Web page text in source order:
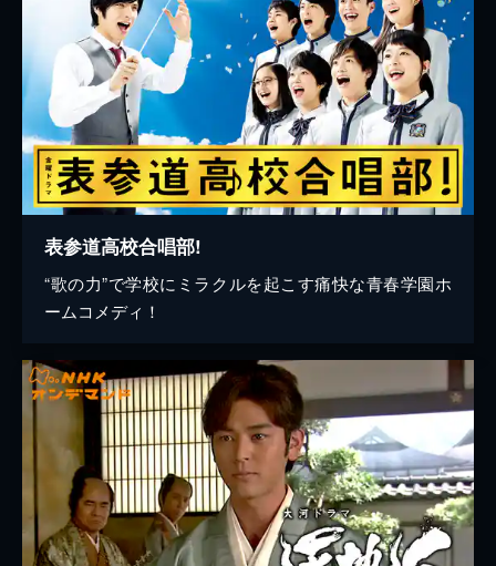
表参道高校合唱部!
“歌の力”で学校にミラクルを起こす痛快な青春学園ホ
ームコメディ！